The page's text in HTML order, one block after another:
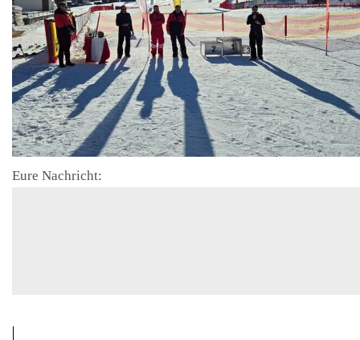
Eure Nachricht: